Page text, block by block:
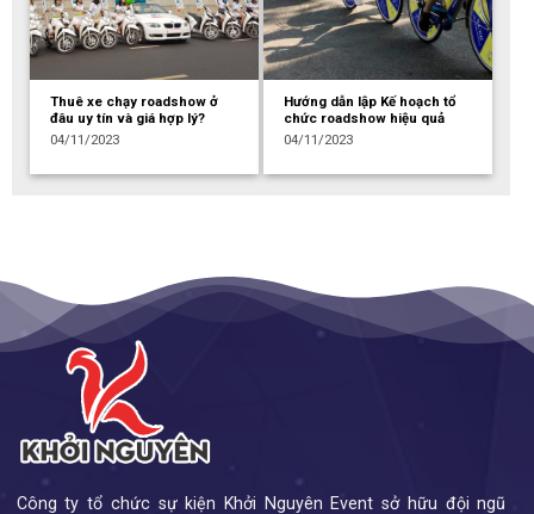
Thuê xe chạy roadshow ở
đâu uy tín và giá hợp lý?
04/11/2023
Hướng dẫn lập Kế hoạch tổ
chức roadshow hiệu quả
04/11/2023
Công ty tổ chức sự kiện Khởi Nguyên Event sở hữu đội ngũ